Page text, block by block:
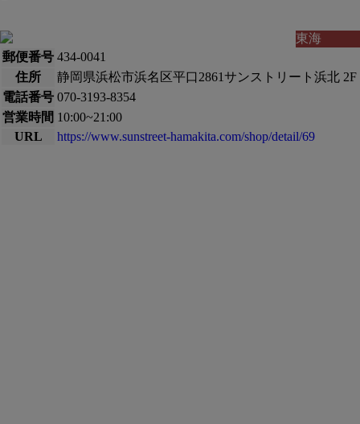
東海
郵便番号 434-0041
住所
静岡県浜松市浜名区平口2861サンストリート浜北 2F
電話番号 070-3193-8354
営業時間 10:00~21:00
URL
https://www.sunstreet-hamakita.com/shop/detail/69